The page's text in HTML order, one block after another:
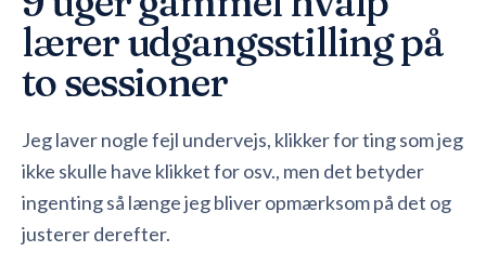
Instruktører
Butik
Blog •
lærer udgangsstilling på
to sessioner
Jeg laver nogle fejl undervejs, klikker for ting som jeg
ikke skulle have klikket for osv., men det betyder
ingenting så længe jeg bliver opmærksom på det og
justerer derefter.